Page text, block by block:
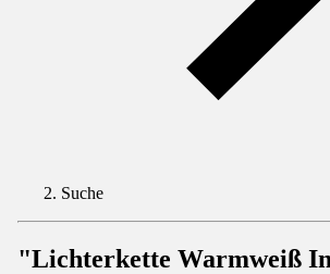
Suche
"Lichterkette Warmweiß